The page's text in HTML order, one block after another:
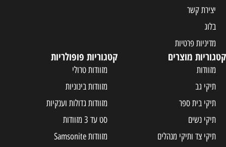
יצירת קשר
בלוג
מדיניות פרטיות
קטגוריות מוצרים
מזוודות
תיקי גב
תיקי בית ספר
תיקי נשים
תיקי צד ותיקי מנהלים
קטגוריות פופולריות
מזוודות טרולי
מזוודות בינוניות
מזוודות גדולות וענקיות
סט עד 3 מזוודות
מזוודות Samsonite